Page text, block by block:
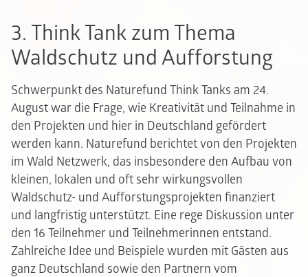
3. Think Tank zum Thema
Waldschutz und Aufforstung
Schwerpunkt des Naturefund Think Tanks am 24.
August war die Frage, wie Kreativität und Teilnahme in
den Projekten und hier in Deutschland gefördert
werden kann. Naturefund berichtet von den Projekten
im Wald Netzwerk, das insbesondere den Aufbau von
kleinen, lokalen und oft sehr wirkungsvollen
Waldschutz- und Aufforstungsprojekten finanziert
und langfristig unterstützt. Eine rege Diskussion unter
den 16 Teilnehmer und Teilnehmerinnen entstand.
Zahlreiche Idee und Beispiele wurden mit Gästen aus
ganz Deutschland sowie den Partnern vom